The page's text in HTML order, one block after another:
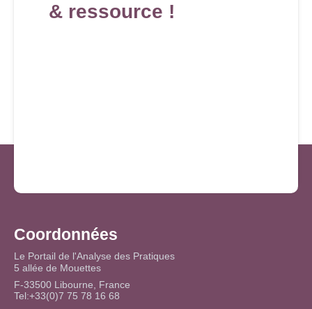
& ressource !
Coordonnées
Le Portail de l'Analyse des Pratiques
5 allée de Mouettes
F-33500 Libourne, France
Tel:+33(0)7 75 78 16 68